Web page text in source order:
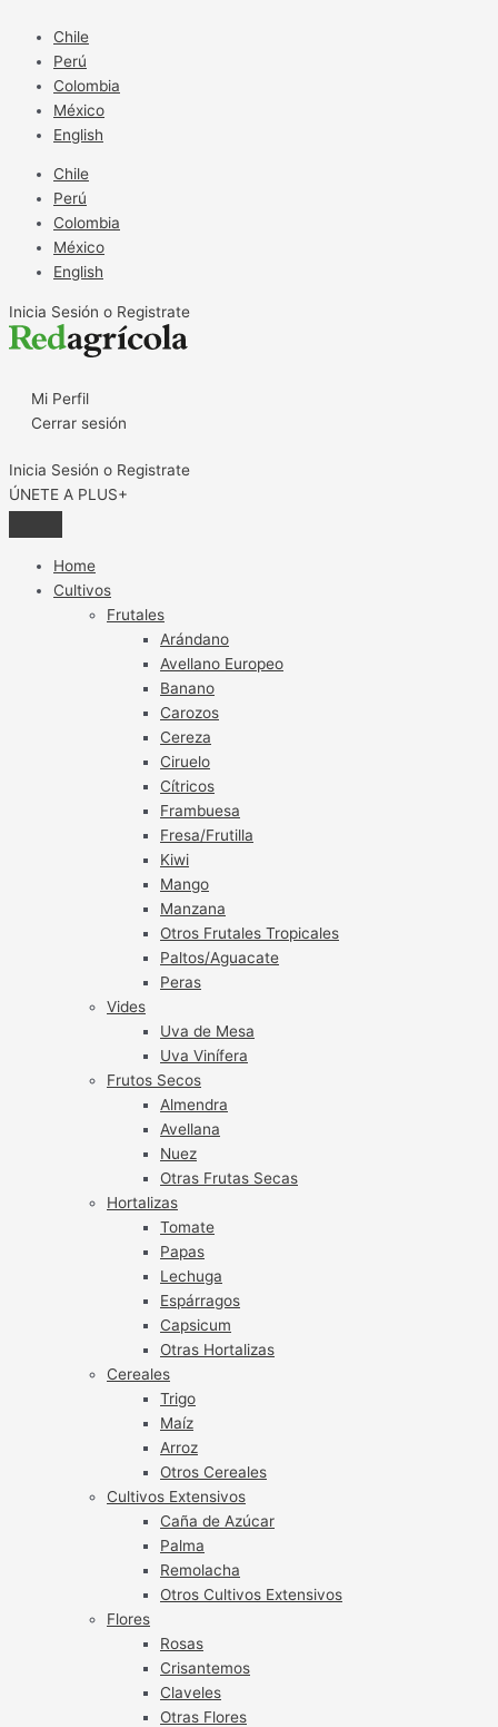
contenido
Chile
Perú
Colombia
México
English
Chile
Perú
Colombia
México
English
Inicia Sesión o Registrate
Mi Perfil
Cerrar sesión
Inicia Sesión o Registrate
ÚNETE A PLUS+
Home
Cultivos
Frutales
Arándano
Avellano Europeo
Banano
Carozos
Cereza
Ciruelo
Cítricos
Frambuesa
Fresa/Frutilla
Kiwi
Mango
Manzana
Otros Frutales Tropicales
Paltos/Aguacate
Peras
Vides
Uva de Mesa
Uva Vinífera
Frutos Secos
Almendra
Avellana
Nuez
Otras Frutas Secas
Hortalizas
Tomate
Papas
Lechuga
Espárragos
Capsicum
Otras Hortalizas
Cereales
Trigo
Maíz
Arroz
Otros Cereales
Cultivos Extensivos
Caña de Azúcar
Palma
Remolacha
Otros Cultivos Extensivos
Flores
Rosas
Crisantemos
Claveles
Otras Flores